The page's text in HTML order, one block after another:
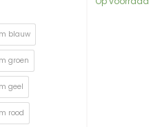
blauw
groen
geel
rood